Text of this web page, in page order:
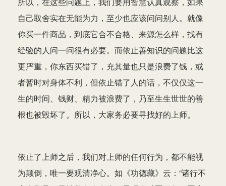
自己取舍实在无能为力，至少也应该问问别人。就像
你买一件商品，到底它合不合格、来源怎么样，找有
经验的人问一问很有必要。而依止善知识的问题比这
更严重，你东西买错了，充其量也只是浪费了钱，或
者暂时对身体不利，但依止错了人的话，不仅仅这一
生的时间、钱财、精力被浪费了，乃至生生世世的善
根也被毁坏了。所以，大家务必要寻找好的上师。
依止了上师之后，我们对上师的任何行为，都不能视
为颠倒，唯一要观清净心。如《功德藏》云：“诸行不